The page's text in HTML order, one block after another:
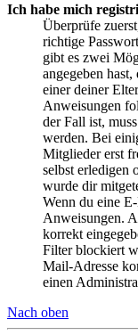
Ich habe mich
Überprüfe
richtige
gibt es zwei
angegeben
einer deiner
Anweisungen
der Fall ist,
werden. Bei
Mitglieder erst
selbst erledigen
wurde dir
Wenn du eine
Anweisungen.
korrekt
Filter blockiert
Mail-Adresse
einen
Nach oben